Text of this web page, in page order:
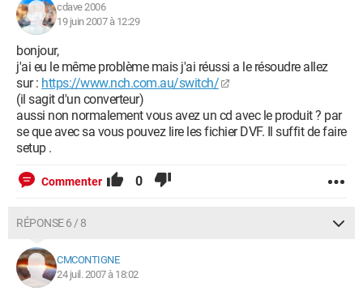
cdave 2006
19 juin 2007 à 12:29
bonjour,
j'ai eu le même problème mais j'ai réussi a le résoudre allez
sur : https://www.nch.com.au/switch/
(il sagit d'un converteur)
aussi non normalement vous avez un cd avec le produit ? par
se que avec sa vous pouvez lire les fichier DVF. Il suffit de faire
setup .
Commenter 0
RÉPONSE 6 / 8
CMCONTIGNE
24 juil. 2007 à 18:02